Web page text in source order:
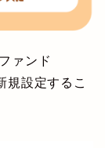
ァンド
規設定するこ